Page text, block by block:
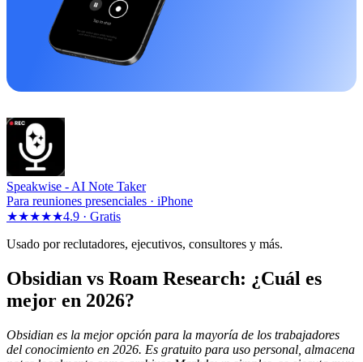
Speakwise - AI Note Taker
Para reuniones presenciales · iPhone
★★★★★4.9 · Gratis
Usado por reclutadores, ejecutivos, consultores y más.
Obsidian vs Roam Research: ¿Cuál es
mejor en 2026?
Obsidian es la mejor opción para la mayoría de los trabajadores
del conocimiento en 2026. Es gratuito para uso personal, almacena